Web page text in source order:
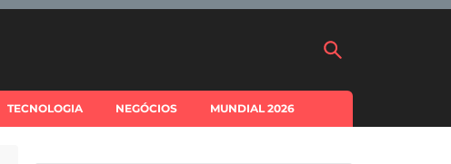
TECNOLOGIA NEGÓCIOS MUNDIAL 2026